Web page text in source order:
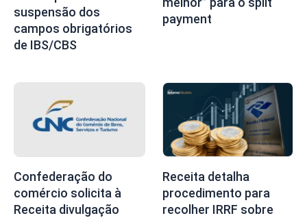
suspensão dos
campos obrigatórios
de IBS/CBS
payment
Confederação do
comércio solicita à
Receita divulgação
Receita detalha
procedimento para
recolher IRRF sobre